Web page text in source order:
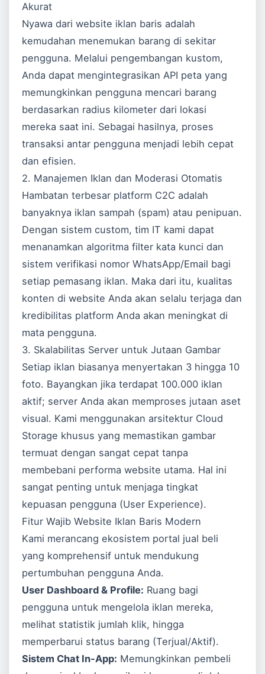
Akurat
Nyawa dari website iklan baris adalah
kemudahan menemukan barang di sekitar
pengguna. Melalui pengembangan kustom,
Anda dapat mengintegrasikan API peta yang
memungkinkan pengguna mencari barang
berdasarkan radius kilometer dari lokasi
mereka saat ini. Sebagai hasilnya, proses
transaksi antar pengguna menjadi lebih cepat
dan efisien.
2. Manajemen Iklan dan Moderasi Otomatis
Hambatan terbesar platform C2C adalah
banyaknya iklan sampah (spam) atau penipuan.
Dengan sistem custom, tim IT kami dapat
menanamkan algoritma filter kata kunci dan
sistem verifikasi nomor WhatsApp/Email bagi
setiap pemasang iklan. Maka dari itu, kualitas
konten di website Anda akan selalu terjaga dan
kredibilitas platform Anda akan meningkat di
mata pengguna.
3. Skalabilitas Server untuk Jutaan Gambar
Setiap iklan biasanya menyertakan 3 hingga 10
foto. Bayangkan jika terdapat 100.000 iklan
aktif; server Anda akan memproses jutaan aset
visual. Kami menggunakan arsitektur Cloud
Storage khusus yang memastikan gambar
termuat dengan sangat cepat tanpa
membebani performa website utama. Hal ini
sangat penting untuk menjaga tingkat
kepuasan pengguna (User Experience).
Fitur Wajib Website Iklan Baris Modern
Kami merancang ekosistem portal jual beli
yang komprehensif untuk mendukung
pertumbuhan pengguna Anda.
User Dashboard & Profile: Ruang bagi
pengguna untuk mengelola iklan mereka,
melihat statistik jumlah klik, hingga
memperbarui status barang (Terjual/Aktif).
Sistem Chat In-App: Memungkinkan pembeli